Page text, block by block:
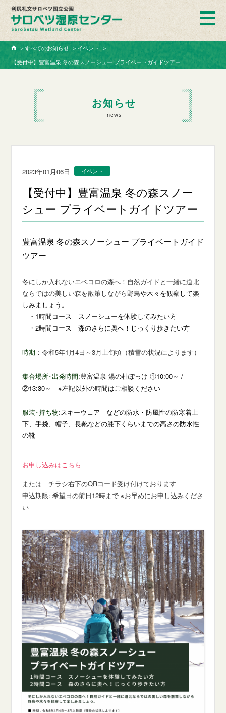
ホーム
＞すべてのお知らせ ＞ イベント ＞
【受付中】豊富温泉 冬の森スノーシュー プライベートガイドツアー
お知らせ
news
2023年01月06日 イベント
【受付中】豊富温泉 冬の森スノー
シュー プライベートガイドツアー
豊富温泉 冬の森スノーシュー プライベートガイド
ツアー
冬にしか入れないエベコロの森へ！自然ガイドと一緒に道北
ならではの美しい森を散策しながら野鳥や木々を観察して楽
しみましょう。
・1時間コース スノーシューを体験してみたい方
・2時間コース 森のさらに奥へ！じっくり歩きたい方
時期 ：令和5年1月4日～3月上旬頃（積雪の状況によります）
集合場所･出発時間:豊富温泉 湯の杜ぽっけ ①10:00～ /
②13:30～ ※左記以外の時間はご相談ください
服装･持ち物:スキーウェア―などの防水・防風性の防寒着上
下、手袋、帽子、長靴などの膝下くらいまでの高さの防水性
の靴
お申し込みはこちら
または チラシ右下のQRコード受け付けております
申込期限: 希望日の前日12時まで ※お早めにお申し込みくださ
い